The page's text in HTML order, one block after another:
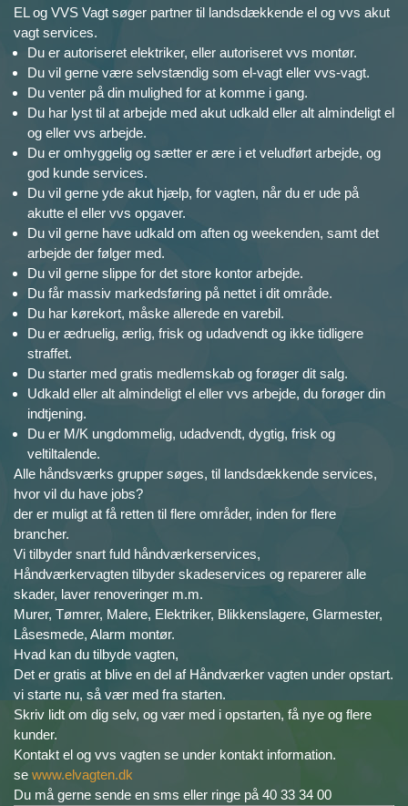
EL og VVS Vagt søger partner til landsdækkende el og vvs akut
vagt services.
Du er autoriseret elektriker, eller autoriseret vvs montør.
Du vil gerne være selvstændig som el-vagt eller vvs-vagt.
Du venter på din mulighed for at komme i gang.
Du har lyst til at arbejde med akut udkald eller alt almindeligt el
og eller vvs arbejde.
Du er omhyggelig og sætter er ære i et veludført arbejde, og
god kunde services.
Du vil gerne yde akut hjælp, for vagten, når du er ude på
akutte el eller vvs opgaver.
Du vil gerne have udkald om aften og weekenden, samt det
arbejde der følger med.
Du vil gerne slippe for det store kontor arbejde.
Du får massiv markedsføring på nettet i dit område.
Du har kørekort, måske allerede en varebil.
Du er ædruelig, ærlig, frisk og udadvendt og ikke tidligere
straffet.
Du starter med gratis medlemskab og forøger dit salg.
Udkald eller alt almindeligt el eller vvs arbejde, du forøger din
indtjening.
Du er M/K ungdommelig, udadvendt, dygtig, frisk og
veltiltalende.
Alle håndsværks grupper søges, til landsdækkende services,
hvor vil du have jobs?
der er muligt at få retten til flere områder, inden for flere
brancher.
Vi tilbyder snart fuld håndværkerservices,
Håndværkervagten tilbyder skadeservices og reparerer alle
skader, laver renoveringer m.m.
Murer, Tømrer, Malere, Elektriker, Blikkenslagere, Glarmester,
Låsesmede, Alarm montør.
Hvad kan du tilbyde vagten,
Det er gratis at blive en del af Håndværker vagten under opstart.
vi starte nu, så vær med fra starten.
Skriv lidt om dig selv, og vær med i opstarten, få nye og flere
kunder.
Kontakt el og vvs vagten se under kontakt information.
se www.elvagten.dk
Du må gerne sende en sms eller ringe på 40 33 34 00